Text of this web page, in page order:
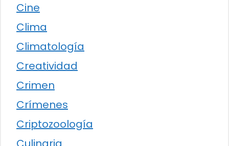
Cine
Clima
Climatología
Creatividad
Crimen
Crímenes
Criptozoología